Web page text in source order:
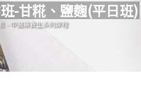
-甘糀、鹽麴(平日班)
這裡
- 中醫藥養生系列課程